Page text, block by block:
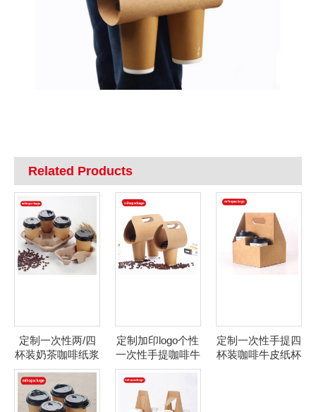
Related Products
定制一次性两/四
杯装奶茶咖啡纸浆
杯托
定制加印logo个性
一次性手提咖啡牛
皮纸杯托
定制一次性手提四
杯装咖啡牛皮纸杯